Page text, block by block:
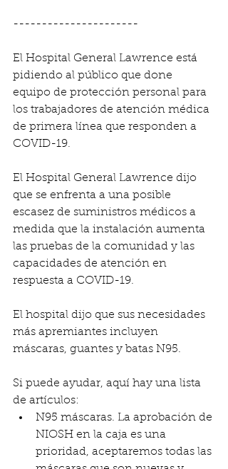
----------------------
El Hospital General Lawrence está
pidiendo al público que done
equipo de protección personal para
los trabajadores de atención médica
de primera línea que responden a
COVID-19.
El Hospital General Lawrence dijo
que se enfrenta a una posible
escasez de suministros médicos a
medida que la instalación aumenta
las pruebas de la comunidad y las
capacidades de atención en
respuesta a COVID-19.
El hospital dijo que sus necesidades
más apremiantes incluyen
máscaras, guantes y batas N95.
Si puede ayudar, aquí hay una lista
de artículos:
N95 máscaras. La aprobación de
NIOSH en la caja es una
prioridad, aceptaremos todas las